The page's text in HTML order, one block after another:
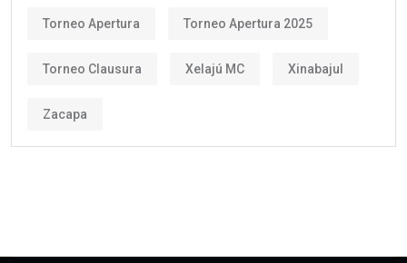
Torneo Apertura Torneo Apertura 2025
Torneo Clausura Xelajú MC Xinabajul
Zacapa